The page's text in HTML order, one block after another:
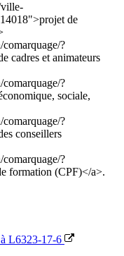
ville-
de
?
cadres et animateurs
?
sociale,
?
conseillers
?
formation (CPF)</a>.
L6323-17-6